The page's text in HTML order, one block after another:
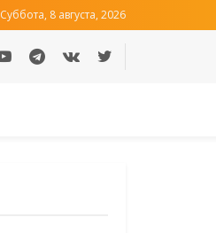
Суббота, 8 августа, 2026